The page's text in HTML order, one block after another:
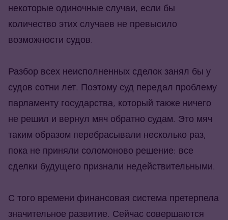
некоторые одиночные случаи, если бы
количество этих случаев не превысило
возможности судов.
Разбор всех неисполненных сделок занял бы у
судов сотни лет. Поэтому суд передал проблему
парламенту государства, который также ничего
не решил и вернул мяч обратно судам. Это мяч
таким образом перебрасывали несколько раз,
пока не приняли соломоново решение: все
сделки будущего признали недействительными.
С того времени финансовая система претерпела
значительное развитие. Сейчас совершаются